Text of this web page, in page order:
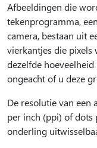
Afbeeldingen die
tekenprogramma,
camera, bestaan uit
vierkantjes die pixels
dezelfde
ongeacht of u deze
De resolutie van
per inch (ppi) of dots
onderling